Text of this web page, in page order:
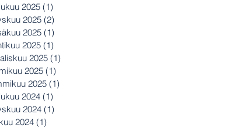
2025 (1)
2025 (2)
2025 (1)
2025 (1)
2025 (1)
2025 (1)
2025 (1)
2024 (1)
2024 (1)
2024 (1)